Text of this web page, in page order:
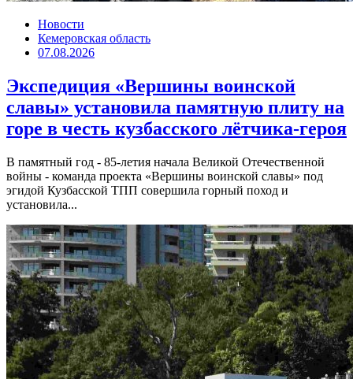
Новости
Кемеровская область
07.08.2026
Экспедиция «Вершины воинской
славы» установила памятную плиту на
горе в честь кузбасского лётчика-героя
В памятный год - 85-летия начала Великой Отечественной
войны - команда проекта «Вершины воинской славы» под
эгидой Кузбасской ТПП совершила горный поход и
установила...